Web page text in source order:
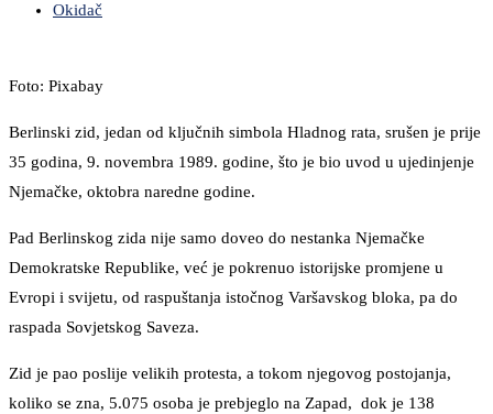
Okidač
Foto: Pixabay
Berlinski zid, jedan od ključnih simbola Hladnog rata, srušen je prije
35 godina, 9. novembra 1989. godine, što je bio uvod u ujedinjenje
Njemačke, oktobra naredne godine.
Pad Berlinskog zida nije samo doveo do nestanka Njemačke
Demokratske Republike, već je pokrenuo istorijske promjene u
Evropi i svijetu, od raspuštanja istočnog Varšavskog bloka, pa do
raspada Sovjetskog Saveza.
Zid je pao poslije velikih protesta, a tokom njegovog postojanja,
koliko se zna, 5.075 osoba je prebjeglo na Zapad, dok je 138